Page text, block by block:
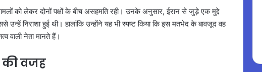
को लेकर दोनों पक्षों के बीच असहमति रही। उनके अनुसार, ईरान से जुड़े एक मुद्दे
निराशा हुई थी। हालांकि उन्होंने यह भी स्पष्ट किया कि इस मतभेद के बावजूद वह
वाली नेता मानते हैं।
की वजह